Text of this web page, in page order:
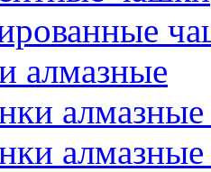
алмазные